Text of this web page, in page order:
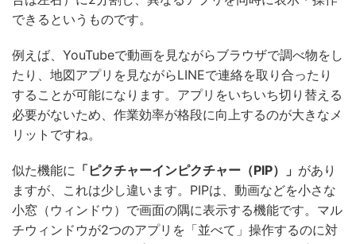
できるというものです。
例えば、YouTubeで動画を見ながらブラウザで調べ物をし
たり、地図アプリを見ながらLINEで連絡を取り合ったり
することが可能になります。アプリをいちいち切り替える
必要がないため、作業効率が格段に向上するのが大きなメ
リットですね。
似た機能に 「ピクチャーインピクチャー（PIP）」 があり
ますが、これは少し違います。PIPは、動画などを小さな
小窓（ウィンドウ）で画面の隅に表示する機能です。マル
チウィンドウが2つのアプリを「並べて」操作するのに対